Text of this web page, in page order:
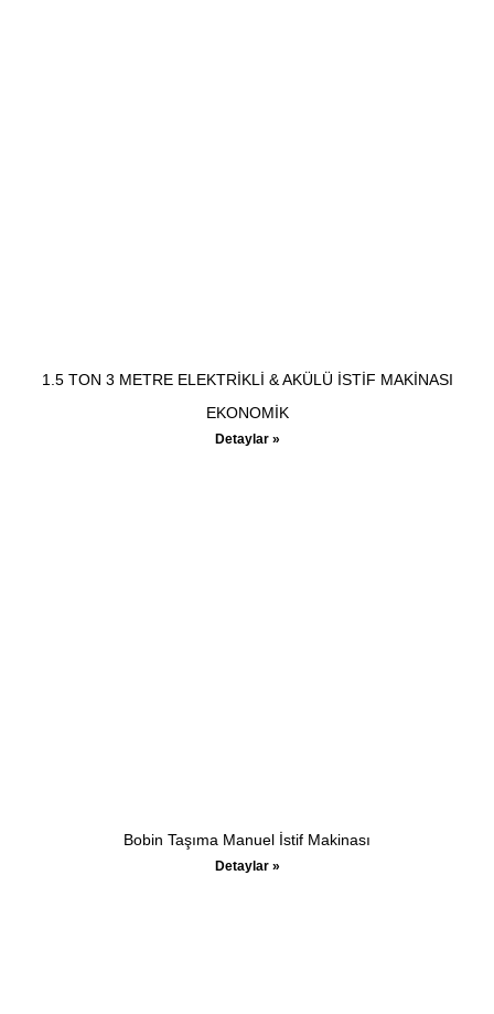
1.5 TON 3 METRE ELEKTRİKLİ & AKÜLÜ İSTİF MAKİNASI
EKONOMİK
Detaylar »
Bobin Taşıma Manuel İstif Makinası
Detaylar »